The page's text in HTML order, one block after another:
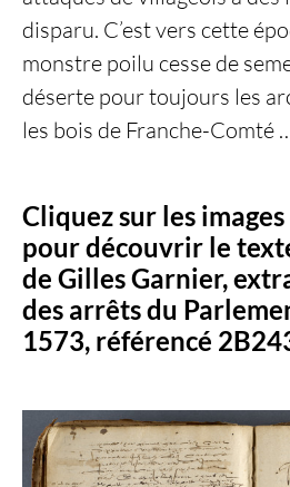
disparu. C’est vers cette
monstre poilu cesse de
déserte pour toujours les
les bois de Franche-Comté
Cliquez sur les
pour découvrir le
de Gilles Garnier,
des arrêts du
1573, référencé